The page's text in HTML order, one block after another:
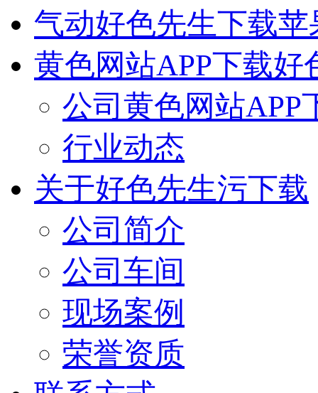
气动好色先生下载
黄色网站APP下载好
公司黄色网站APP
行业动态
关于好色先生污下载
公司简介
公司车间
现场案例
荣誉资质